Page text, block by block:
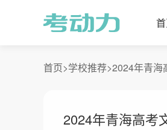
首页>学校推荐>2024年青海
2024年青海高考